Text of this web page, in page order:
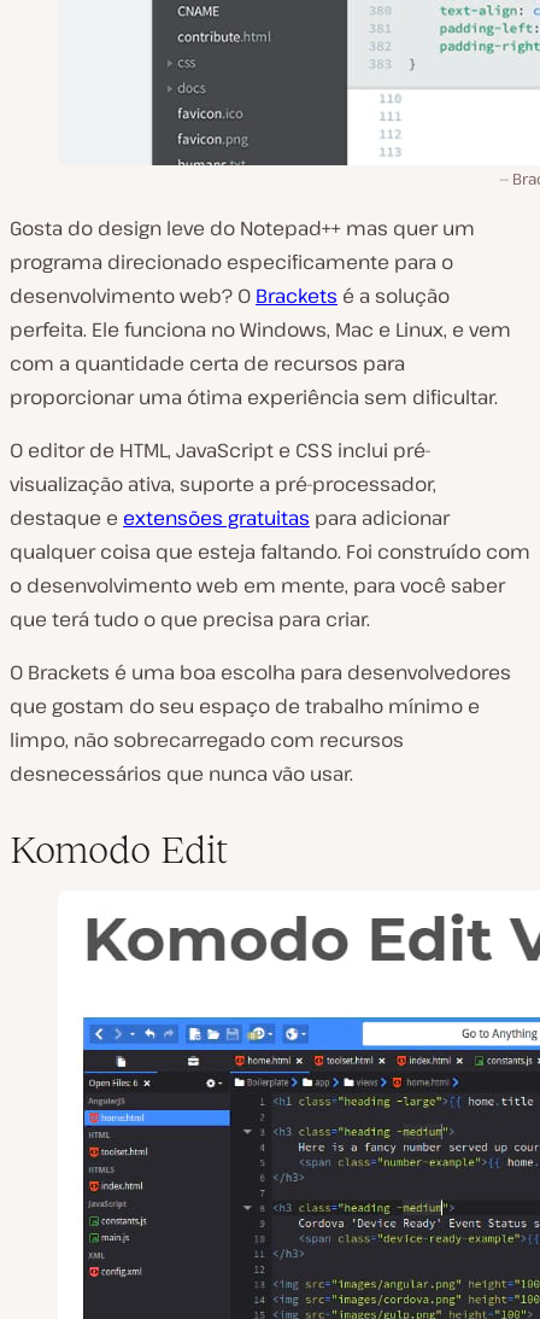
Gosta do design leve do Notepad++ mas quer um
programa direcionado especificamente para o
desenvolvimento web? O Brackets é a solução
perfeita. Ele funciona no Windows, Mac e Linux, e vem
com a quantidade certa de recursos para
proporcionar uma ótima experiência sem dificultar.
O editor de HTML, JavaScript e CSS inclui pré-
visualização ativa, suporte a pré-processador,
destaque e extensões gratuitas para adicionar
qualquer coisa que esteja faltando. Foi construído com
o desenvolvimento web em mente, para você saber
que terá tudo o que precisa para criar.
O Brackets é uma boa escolha para desenvolvedores
que gostam do seu espaço de trabalho mínimo e
limpo, não sobrecarregado com recursos
desnecessários que nunca vão usar.
Komodo Edit